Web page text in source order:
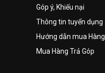
Góp ý, Khiếu nại
Thông tin tuyển dụng
Hướng dẫn mua Hàng
Mua Hàng Trả Góp